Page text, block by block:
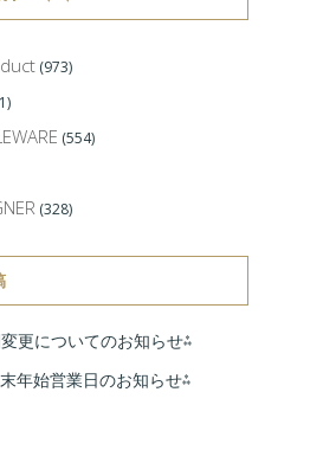
(973)
(554)
(328)
更についてのお知らせ⁂
年始営業日のお知らせ⁂